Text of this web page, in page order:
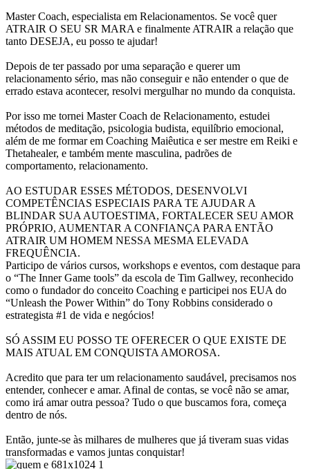
Master Coach, especialista em Relacionamentos. Se você quer
ATRAIR O SEU SR MARA e finalmente ATRAIR a relação que
tanto DESEJA, eu posso te ajudar!
Depois de ter passado por uma separação e querer um
relacionamento sério, mas não conseguir e não entender o que de
errado estava acontecer, resolvi mergulhar no mundo da conquista.
Por isso me tornei Master Coach de Relacionamento, estudei
métodos de meditação, psicologia budista, equilíbrio emocional,
além de me formar em Coaching Maiêutica e ser mestre em Reiki e
Thetahealer, e também mente masculina, padrões de
comportamento, relacionamento.
AO ESTUDAR ESSES MÉTODOS, DESENVOLVI
COMPETÊNCIAS ESPECIAIS PARA TE AJUDAR A
BLINDAR SUA AUTOESTIMA, FORTALECER SEU AMOR
PRÓPRIO, AUMENTAR A CONFIANÇA PARA ENTÃO
ATRAIR UM HOMEM NESSA MESMA ELEVADA
FREQUÊNCIA.
Participo de vários cursos, workshops e eventos, com destaque para
o “The Inner Game tools” da escola de Tim Gallwey, reconhecido
como o fundador do conceito Coaching e participei nos EUA do
“Unleash the Power Within” do Tony Robbins considerado o
estrategista #1 de vida e negócios!
SÓ ASSIM EU POSSO TE OFERECER O QUE EXISTE DE
MAIS ATUAL EM CONQUISTA AMOROSA.
Acredito que para ter um relacionamento saudável, precisamos nos
entender, conhecer e amar. Afinal de contas, se você não se amar,
como irá amar outra pessoa? Tudo o que buscamos fora, começa
dentro de nós.
Então, junte-se às milhares de mulheres que já tiveram suas vidas
transformadas e vamos juntas conquistar!